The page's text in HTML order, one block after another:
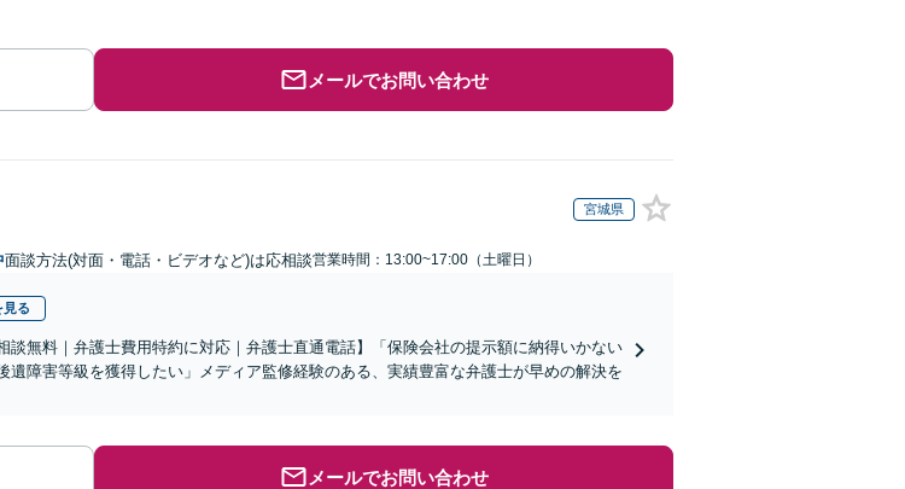
メールでお問い合わせ
宮城県
面談方法(対面・電話・ビデオなど)は応相談営業時間：13:00~17:00（土曜日）
見る
談無料｜弁護士費用特約に対応｜弁護士直通電話】「保険会社の提示額に納得いかない
遺障害等級を獲得したい」メディア監修経験のある、実績豊富な弁護士が早めの解決を
メールでお問い合わせ